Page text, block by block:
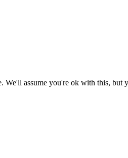
We'll assume you're ok with this, but